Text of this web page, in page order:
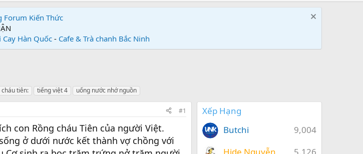
Forum Kiến Thức
Cay Hàn Quốc- Cafe & Trà chanh Bắc Ninh
tiên: tiếng việt 4 uống nước nhớ nguồn
#1
con Rồng cháu Tiên của người Việt.
ở dưới nước kết thành vợ chồng với
Xếp Hạng
9,004
Butchi